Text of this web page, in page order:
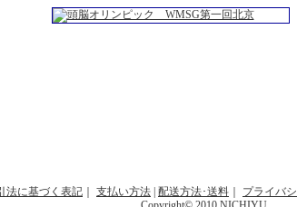
法に基づく表記 支払い方法 配送方法･送料 プライバ